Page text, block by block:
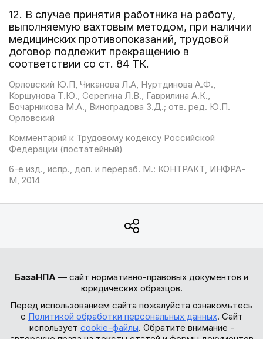
12. В случае принятия работника на работу,
выполняемую вахтовым методом, при наличии
медицинских противопоказаний, трудовой
договор подлежит прекращению в
соответствии со ст. 84 ТК.
Орловский Ю.П, Чиканова Л.А, Нуртдинова А.Ф.,
Коршунова Т.Ю., Серегина Л.В., Гаврилина А.К.,
Бочарникова М.А., Виноградова З.Д.; отв. ред. Ю.П.
Орловский
Комментарий к Трудовому кодексу Российской
Федерации (постатейный)
6-е изд., испр., доп. и перераб. М.: КОНТРАКТ, ИНФРА-
М, 2014
БазаНПА — сайт нормативно-правовых документов и
юридических образцов.
Перед использованием сайта пожалуйста ознакомьтесь
с Политикой обработки персональных данных. Сайт
использует cookie-файлы. Обратите внимание -